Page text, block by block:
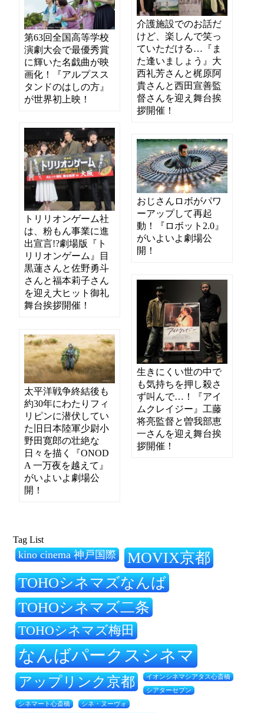
第63回全国高等学校
演劇大会で最優秀賞
に輝いた名戯曲が映
画化！『アルプスス
タンドのはしの方』
が世界初上映！
介護施設でのお話だ
けど、楽しんで笑っ
ていただける…『ま
た逢いましょう』大
西礼芳さんと梶原阿
貴さんと西田宣善監
督さんを迎え舞台挨
拶開催！
トリリオンゲーム社
は、粉もん事業に進
出宣言!?劇場版『ト
リリオンゲーム』目
黒蓮さんと佐野勇斗
さんと福本莉子さん
を迎え大ヒット御礼
舞台挨拶開催！
おじさんロボがパワ
ーアップして再起
動！『ロボット2.0』
がいよいよ劇場公
開！
生きにくい世の中で
も気持ちを押し殺さ
ず叫んで…！『アイ
ムクレイジー』工藤
将亮監督と曽我部恵
一さんを迎え舞台挨
拶開催！
太平洋戦争終結後も
約30年にわたりフィ
リピンに潜伏してい
た旧日本陸軍少尉小
野田寛郎の壮絶な
日々を描く『ONOD
A 一万夜を越えて』
がいよいよ劇場公
開！
Tag List
kino cinema 神戸国際 MOVIX京都
TOHOシネマズなんば
TOHOシネマズ二条
TOHOシネマズ梅田
なんばパークスシネマ
アップリンク京都 イオンシネマシアタス心斎橋
シアターセブン
シネマート心斎橋 シネ・ヌーヴォ